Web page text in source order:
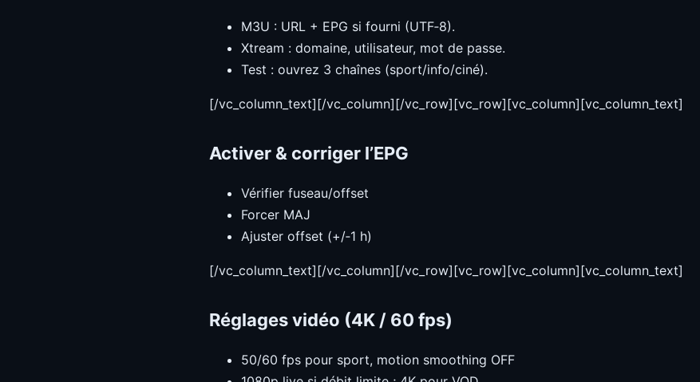
M3U : URL + EPG si fourni (UTF‑8).
Xtream : domaine, utilisateur, mot de passe.
Test : ouvrez 3 chaînes (sport/info/ciné).
[/vc_column_text][/vc_column][/vc_row][vc_row][vc_column][vc_column_text]
Activer & corriger l’EPG
Vérifier fuseau/offset
Forcer MAJ
Ajuster offset (+/‑1 h)
[/vc_column_text][/vc_column][/vc_row][vc_row][vc_column][vc_column_text]
Réglages vidéo (4K / 60 fps)
50/60 fps pour sport, motion smoothing OFF